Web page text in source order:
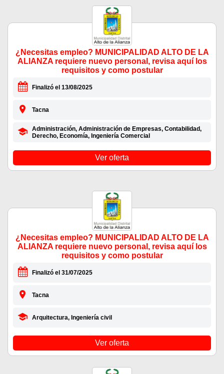
¿Necesitas empleo? MUNICIPALIDAD ALTO DE LA
ALIANZA requiere nuevo personal, revisa aquí los
requisitos y como postular
Finalizó el 13/08/2025
Tacna
Administración, Administración de Empresas, Contabilidad,
Derecho, Economía, Ingeniería Comercial
Ver oferta
¿Necesitas empleo? MUNICIPALIDAD ALTO DE LA
ALIANZA requiere nuevo personal, revisa aquí los
requisitos y como postular
Finalizó el 31/07/2025
Tacna
Arquitectura, Ingeniería civil
Ver oferta